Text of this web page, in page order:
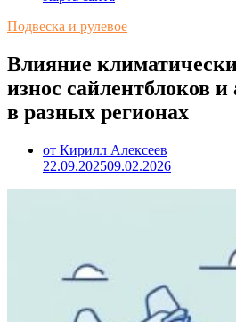
Подвеска и рулевое
Влияние
износ сайлентблоков и
в разных регионах
от Кирилл Алексеев
22.09.202509.02.2026